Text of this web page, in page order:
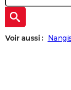
Forum
Aménagement
Extérieur
Cuisine
Salle de bains
Jardinage
Rangement
+WEEK-END
Guides de France
Escapades
Patrimoine
Expositions
Musées
Week-end nature
+
LIFESTYLE
Voir aussi :